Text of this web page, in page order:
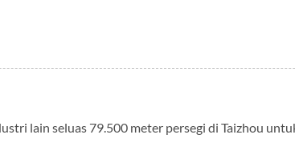
lain seluas 79.500 meter persegi di Taizhou